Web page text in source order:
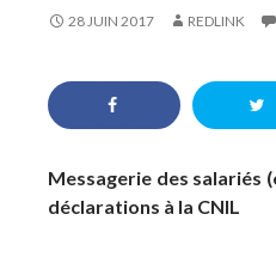
28 JUIN 2017 REDLINK
Messagerie des salariés
déclarations à la CNIL